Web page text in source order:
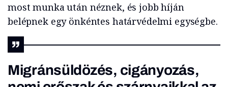
most munka után néznek, és jobb híján
belépnek egy önkéntes határvédelmi egységbe.
Migránsüldözés, cigányozás,